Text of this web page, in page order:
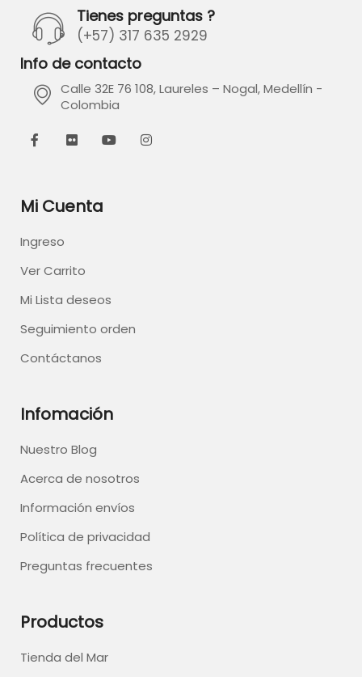
Tienes preguntas ?
(+57) 317 635 2929
Info de contacto
Calle 32E 76 108, Laureles – Nogal, Medellín -
Colombia
Mi Cuenta
Ingreso
Ver Carrito
Mi Lista deseos
Seguimiento orden
Contáctanos
Infomación
Nuestro Blog
Acerca de nosotros
Información envíos
Política de privacidad
Preguntas frecuentes
Productos
Tienda del Mar